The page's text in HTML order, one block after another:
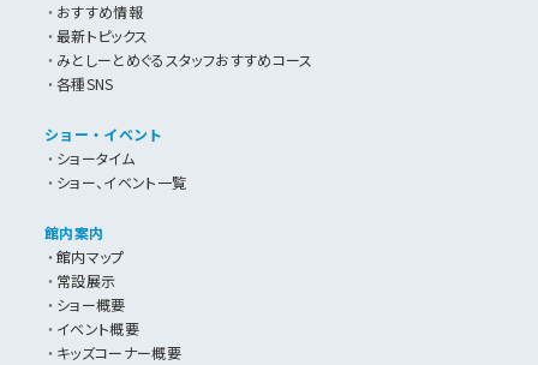
おすすめ情報
最新トピックス
みとしーとめぐるスタッフおすすめコース
各種SNS
ショー・イベント
ショータイム
ショー、イベント一覧
館内案内
館内マップ
常設展示
ショー概要
イベント概要
キッズコーナー概要